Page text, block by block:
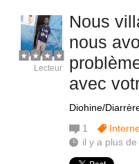
Nous
nous
avec
Diohine/
Lecteur
1
il y a plus